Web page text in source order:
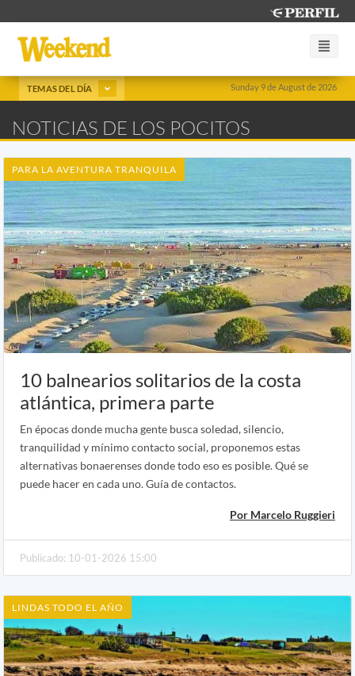
Sunday 9 de August de 2026
TEMAS DEL DÍA
NOTICIAS DE LOS POCITOS
PARA LA AVENTURA TRANQUILA
10 balnearios solitarios de la costa
atlántica, primera parte
En épocas donde mucha gente busca soledad, silencio,
tranquilidad y mínimo contacto social, proponemos estas
alternativas bonaerenses donde todo eso es posible. Qué se
puede hacer en cada uno. Guía de contactos.
Por Marcelo Ruggieri
Publicado: 10-01-2026 15:00
LINDAS TODO EL AÑO